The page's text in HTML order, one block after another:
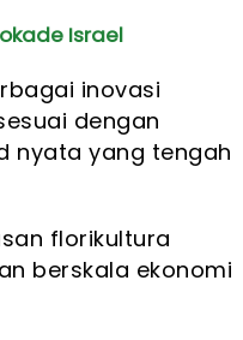
Israel
inovasi
dengan
nyata yang tengah
florikultura
berskala ekonomi